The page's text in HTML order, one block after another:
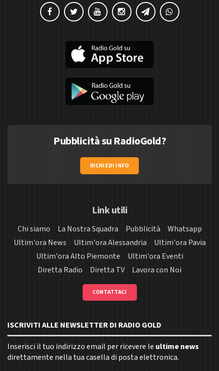
Pubblicità su RadioGold?
RICHIEDI INFO
Link utili
Chi siamo La Nostra Squadra Pubblicità
Whatsapp
Ultim'ora News
Ultim'ora Alessandria
Ultim'ora Pavia
Ultim'ora Alto Piemonte
Ultim'ora Eventi
Diretta Radio
Diretta TV Lavora con Noi
CONTATTACI
ISCRIVITI ALLE NEWSLETTER DI RADIO GOLD
Inserisci il tuo indirizzo email per ricevere le ultime news
direttamente nella tua casella di posta elettronica.